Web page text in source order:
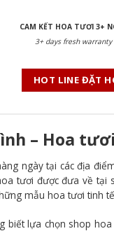
CAM KẾT HOA TƯƠI 3+
3+ days fresh warranty
HOT LINE ĐẶT
– Hoa
ngày tại các địa
tươi được đưa về
mẫu hoa tươi tinh
biết lựa chọn shop